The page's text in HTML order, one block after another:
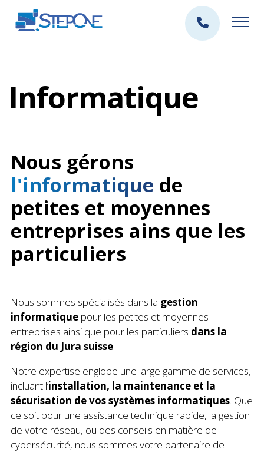
Informatique
Nous gérons
l'informatique de
petites et moyennes
entreprises ains que les
particuliers
Nous sommes spécialisés dans la gestion
informatiquepour les petites et moyennes
entreprises ainsi que pour les particuliers dans la
région du Jura suisse.
Notre expertise englobe une large gamme de services,
incluant l’installation, la maintenance et la
sécurisation de vos systèmes informatiques. Que
ce soit pour une assistance technique rapide, la gestion
de votre réseau, ou des conseils en matière de
cybersécurité, nous sommes votre partenaire de